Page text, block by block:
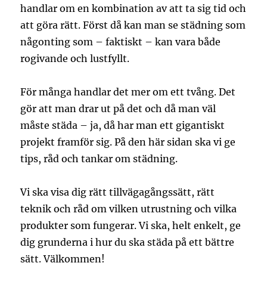
handlar om en kombination av att ta sig tid och
att göra rätt. Först då kan man se städning som
någonting som – faktiskt – kan vara både
rogivande och lustfyllt.
För många handlar det mer om ett tvång. Det
gör att man drar ut på det och då man väl
måste städa – ja, då har man ett gigantiskt
projekt framför sig. På den här sidan ska vi ge
tips, råd och tankar om städning.
Vi ska visa dig rätt tillvägagångssätt, rätt
teknik och råd om vilken utrustning och vilka
produkter som fungerar. Vi ska, helt enkelt, ge
dig grunderna i hur du ska städa på ett bättre
sätt. Välkommen!